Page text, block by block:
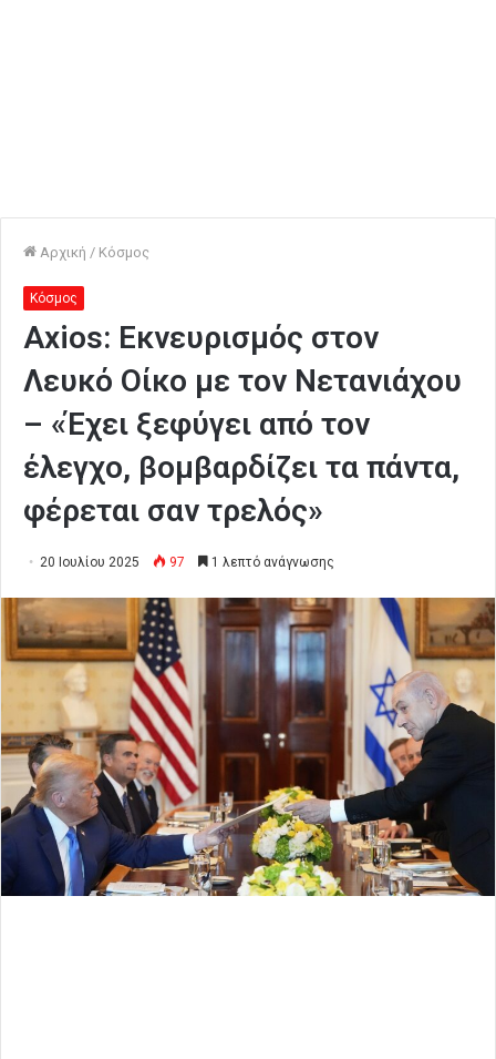
Αρχική / Κόσμος
Κόσμος
Axios: Εκνευρισμός στον
Λευκό Οίκο με τον Νετανιάχου
– «Έχει ξεφύγει από τον
έλεγχο, βομβαρδίζει τα πάντα,
φέρεται σαν τρελός»
20 Ιουλίου 2025 97 1 λεπτό ανάγνωσης